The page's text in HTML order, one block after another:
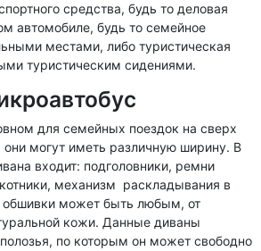
средства, будь то деловая
автомобиле, будь то семейное
местами, либо туристическая
туристическим сидениями.
для семейных поездок на сверх
они могут иметь различную ширину. В
входит: подголовники, ремни
механизм раскладывания в
обшивки может быть любым, от
кожи. Данные диваны
по которым он может свободно